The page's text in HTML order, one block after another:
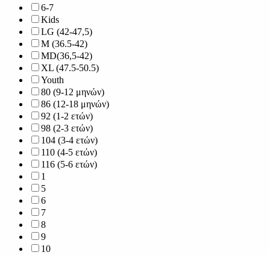
6-7
Kids
LG (42-47,5)
M (36.5-42)
MD(36,5-42)
XL (47.5-50.5)
Youth
80 (9-12 μηνών)
86 (12-18 μηνών)
92 (1-2 ετών)
98 (2-3 ετών)
104 (3-4 ετών)
110 (4-5 ετών)
116 (5-6 ετών)
1
5
6
7
8
9
10